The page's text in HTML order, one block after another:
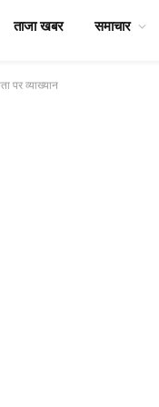
ताजा खबर समाचार
पर व्याख्यान